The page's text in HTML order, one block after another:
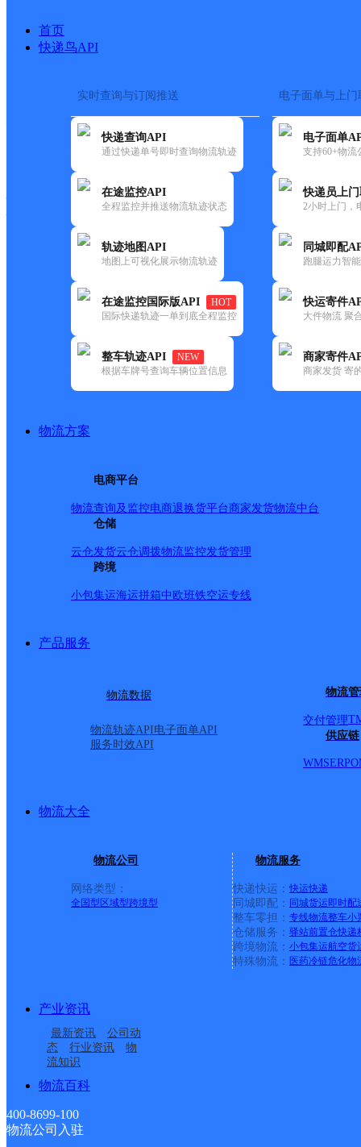
首页
快递鸟API
实时查询与订阅推送
快递查询API
通过快递单号即时查询物流轨迹
在途监控API
全程监控并推送物流轨迹状态
轨迹地图API
地图上可视化展示物流轨迹
在途监控国际版API
HOT
国际快递轨迹一单到底全程监控
整车轨迹API
NEW
根据车牌号查询车辆位置信息
电子面单与上门
电子面单
支持60+物流
快递员上
2小时上门，
同城即配
跑腿运力智
快运寄件
大件物流 聚
商家寄件
商家发货 寄
物流方案
电商平台
物流查询及监控电商退换货平台商家发货物流中台
仓储
云仓发货云仓调拨物流监控发货管理
跨境
小包集运海运拼箱中欧班铁空运专线
产品服务
物流数据
物流轨迹API电子面单API
服务时效API
物流
交付管理
供应链
WMSERP
物流大全
物流公司
网络类型：
全国型 区域型跨境型
物流服务
快递快运： 快运快递
同城即配： 同城货运即时配
整车零担： 专线物流整车小
仓储服务： 驿站前置仓快递
跨境物流： 小包集运航空货
特殊物流： 医药冷链危化物
产业资讯
最新资讯
公司动
态
行业资讯
物
流知识
物流百科
400-8699-100
物流公司入驻
快运大全 快递时效
中通
呼市工业大学
更新时间：2022-07-14 00:00:00
所属快递：中通快递
所属区域：内蒙古自治区-呼和浩特市-新城区
网点地址：爱民街49号内蒙古工业大学新城校区20号楼西
网点负责人：
公司
总部行政内件管理公司
呼和浩特分部
内蒙古主城区公司呼和
浩特新城公主府服务部
呼市胜利路分部
呼市体育场分部
呼和浩特毫沁营分部